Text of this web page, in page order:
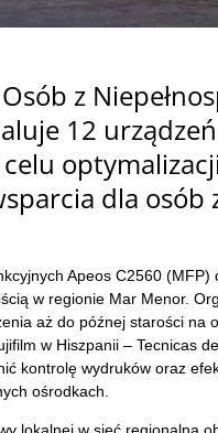
ób z Niepe
12 urządzeń
dla osób
Apeos C2560 (MFP)
w regionie Mar Menor.
aż do późnej starości na
w Hiszpanii – Tecnicas
ć kontrolę wydruków oraz
ośrodkach.